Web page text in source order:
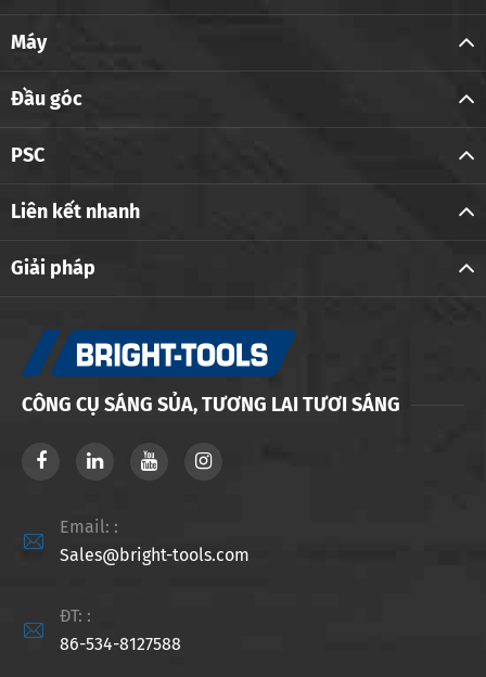
Máy
Đầu góc
PSC
Liên kết nhanh
Giải pháp
CÔNG CỤ SÁNG SỦA, TƯƠNG LAI TƯƠI SÁNG

Email: :
Sales@bright-tools.com

ĐT: :
86-534-8127588